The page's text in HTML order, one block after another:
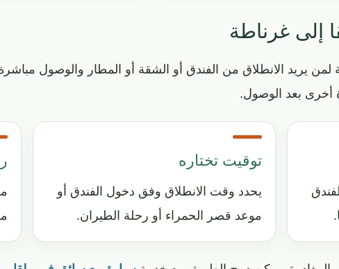
إلى غرناطة
لمن يريد الانطلاق من الفندق أو الشقة أو المطار والوصول
أخرى بعد الوصول.
توقيت تختاره
يحدد وقت الانطلاق وفق دخول الفندق أو
موعد قصر الحمراء أو رحلة الطيران.